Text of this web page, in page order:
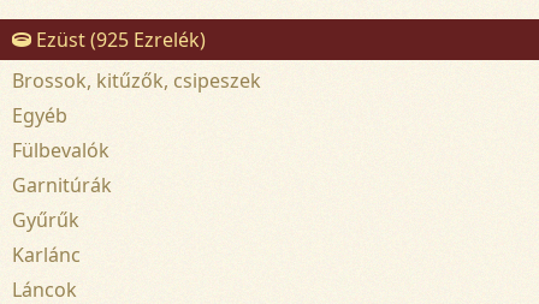
Ezüst (925 Ezrelék)
Brossok, kitűzők, csipeszek
Egyéb
Fülbevalók
Garnitúrák
Gyűrűk
Karlánc
Láncok